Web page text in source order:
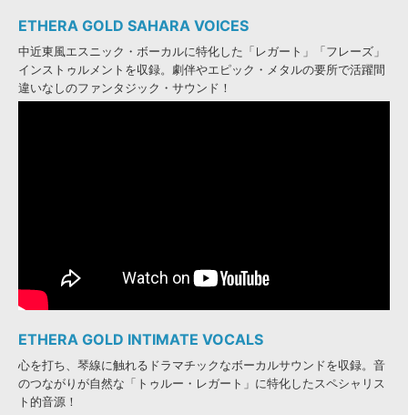
ETHERA GOLD SAHARA VOICES
中近東風エスニック・ボーカルに特化した「レガート」「フレーズ」
インストゥルメントを収録。劇伴やエピック・メタルの要所で活躍間
違いなしのファンタジック・サウンド！
ETHERA GOLD INTIMATE VOCALS
心を打ち、琴線に触れるドラマチックなボーカルサウンドを収録。音
のつながりが自然な「トゥルー・レガート」に特化したスペシャリス
ト的音源！